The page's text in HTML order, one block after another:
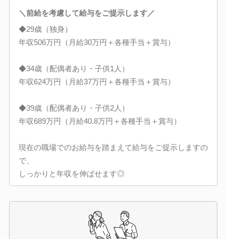
＼前給を考慮して給与をご提示します／
◆29歳（独身）
年収506万円（月給30万円＋各種手当＋賞与）
◆34歳（配偶者あり・子供1人）
年収624万円（月給37万円＋各種手当＋賞与）
◆39歳（配偶者あり・子供2人）
年収689万円（月給40.8万円＋各種手当＋賞与）
現在の職場でのお給与を踏まえて給与をご提示しますの
で、
しっかりと年収を伸ばせます◎